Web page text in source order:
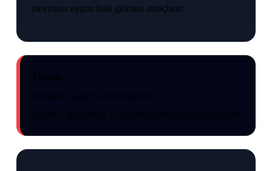
mevzuata uygun hale gelmesi amaçlanır.